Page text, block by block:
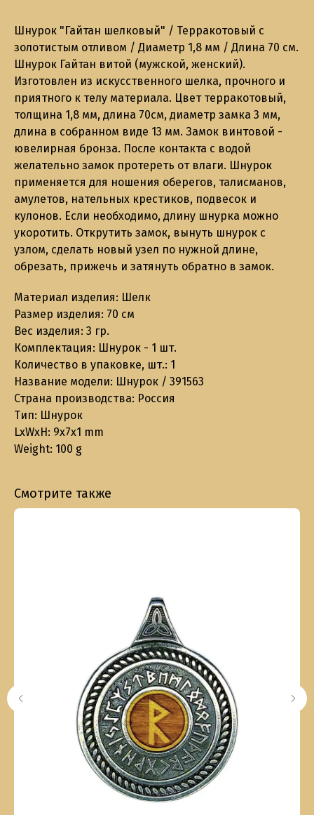
Шнурок "Гайтан шелковый" / Терракотовый с
золотистым отливом / Диаметр 1,8 мм / Длина 70 см.
Шнурок Гайтан витой (мужской, женский).
Изготовлен из искусственного шелка, прочного и
приятного к телу материала. Цвет терракотовый,
толщина 1,8 мм, длина 70см, диаметр замка 3 мм,
длина в собранном виде 13 мм. Замок винтовой -
ювелирная бронза. После контакта с водой
желательно замок протереть от влаги. Шнурок
применяется для ношения оберегов, талисманов,
амулетов, нательных крестиков, подвесок и
кулонов. Если необходимо, длину шнурка можно
укоротить. Открутить замок, вынуть шнурок с
узлом, сделать новый узел по нужной длине,
обрезать, прижечь и затянуть обратно в замок.
Материал изделия: Шелк
Размер изделия: 70 см
Вес изделия: 3 гр.
Комплектация: Шнурок - 1 шт.
Количество в упаковке, шт.: 1
Название модели: Шнурок / 391563
Страна производства: Россия
Тип: Шнурок
LxWxH: 9x7x1 mm
Weight: 100 g
Смотрите также